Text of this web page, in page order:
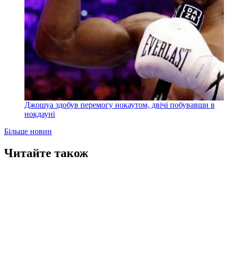
Джошуа здобув перемогу нокаутом, двічі побувавши в
нокдауні
Більше новин
Читайте також